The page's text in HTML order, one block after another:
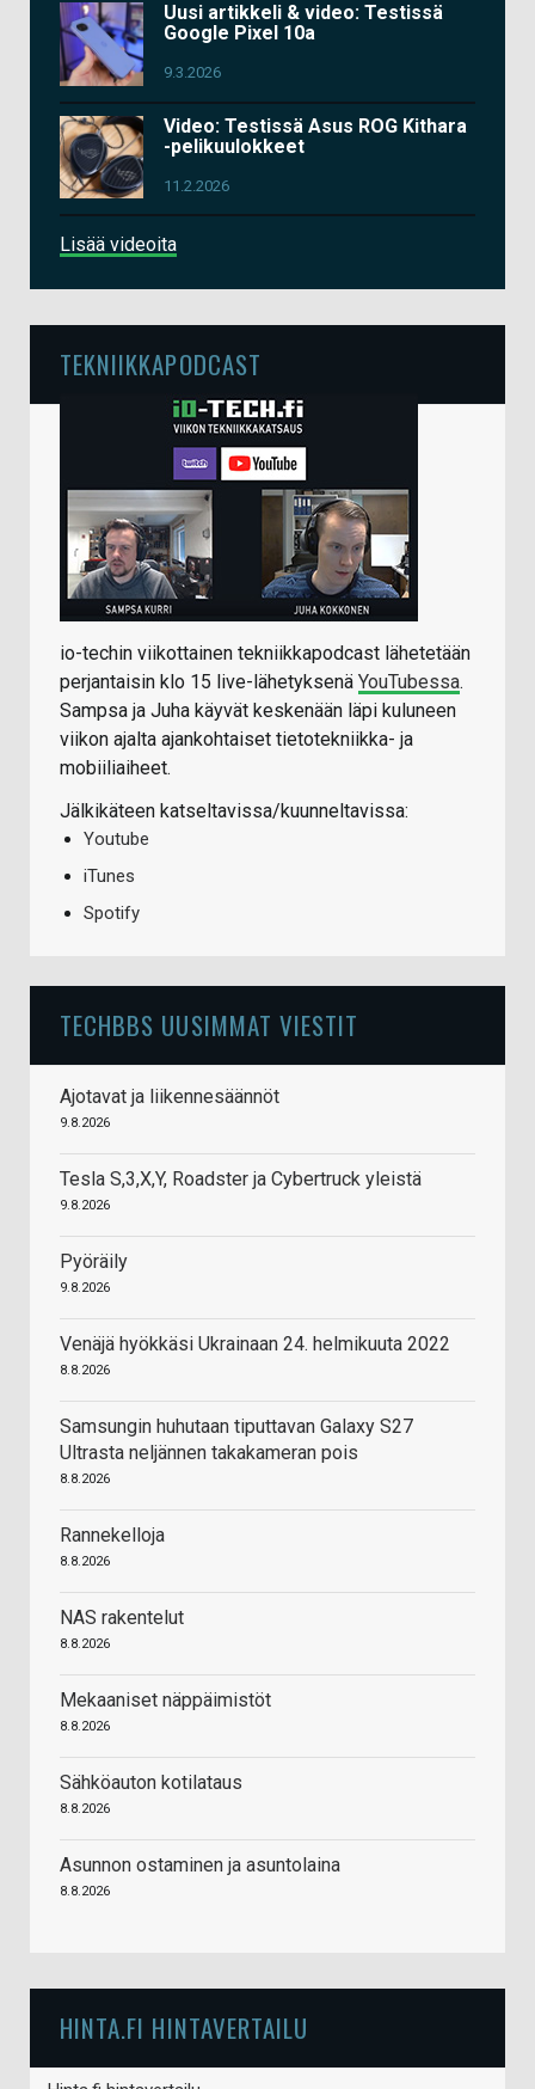
Uusi artikkeli & video: Testissä
Google Pixel 10a
9.3.2026
Video: Testissä Asus ROG Kithara
-pelikuulokkeet
11.2.2026
Lisää videoita
TEKNIIKKAPODCAST
io-techin viikottainen tekniikkapodcast lähetetään
perjantaisin klo 15 live-lähetyksenä YouTubessa.
Sampsa ja Juha käyvät keskenään läpi kuluneen
viikon ajalta ajankohtaiset tietotekniikka- ja
mobiiliaiheet.
Jälkikäteen katseltavissa/kuunneltavissa:
Youtube
iTunes
Spotify
TECHBBS UUSIMMAT VIESTIT
Ajotavat ja liikennesäännöt
9.8.2026
Tesla S,3,X,Y, Roadster ja Cybertruck yleistä
9.8.2026
Pyöräily
9.8.2026
Venäjä hyökkäsi Ukrainaan 24. helmikuuta 2022
8.8.2026
Samsungin huhutaan tiputtavan Galaxy S27
Ultrasta neljännen takakameran pois
8.8.2026
Rannekelloja
8.8.2026
NAS rakentelut
8.8.2026
Mekaaniset näppäimistöt
8.8.2026
Sähköauton kotilataus
8.8.2026
Asunnon ostaminen ja asuntolaina
8.8.2026
HINTA.FI HINTAVERTAILU